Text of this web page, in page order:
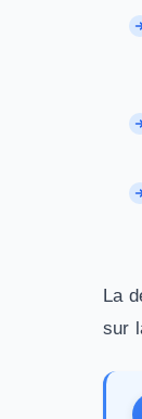
La
sur